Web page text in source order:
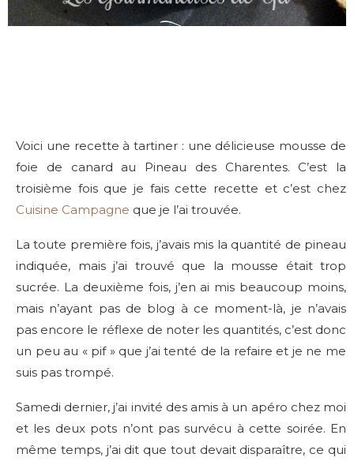
Voici une recette à tartiner : une délicieuse mousse de
foie de canard au Pineau des Charentes. C’est la
troisième fois que je fais cette recette et c’est chez
Cuisine Campagne que je l’ai trouvée.
La toute première fois, j’avais mis la quantité de pineau
indiquée, mais j’ai trouvé que la mousse était trop
sucrée. La deuxième fois, j’en ai mis beaucoup moins,
mais n’ayant pas de blog à ce moment-là, je n’avais
pas encore le réflexe de noter les quantités, c’est donc
un peu au « pif » que j’ai tenté de la refaire et je ne me
suis pas trompé.
Samedi dernier, j’ai invité des amis à un apéro chez moi
et les deux pots n’ont pas survécu à cette soirée. En
même temps, j’ai dit que tout devait disparaître, ce qui